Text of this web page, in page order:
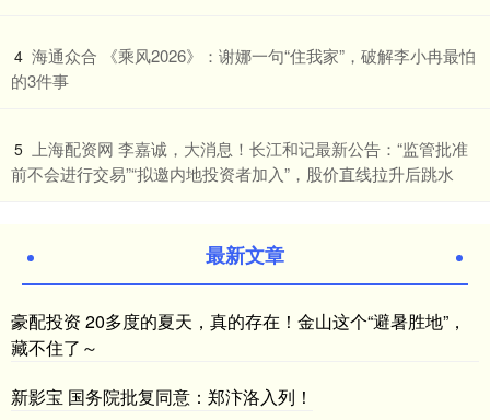
4 ​海通众合 《乘风2026》：谢娜一句“住我家”，破解李小冉最怕
的3件事
5
​上海配资网 李嘉诚，大消息！长江和记最新公告：“监管批准
前不会进行交易”“拟邀内地投资者加入”，股价直线拉升后跳水
最新文章
豪配投资 20多度的夏天，真的存在！金山这个“避暑胜地”，
藏不住了～
新影宝 国务院批复同意：郑汴洛入列！